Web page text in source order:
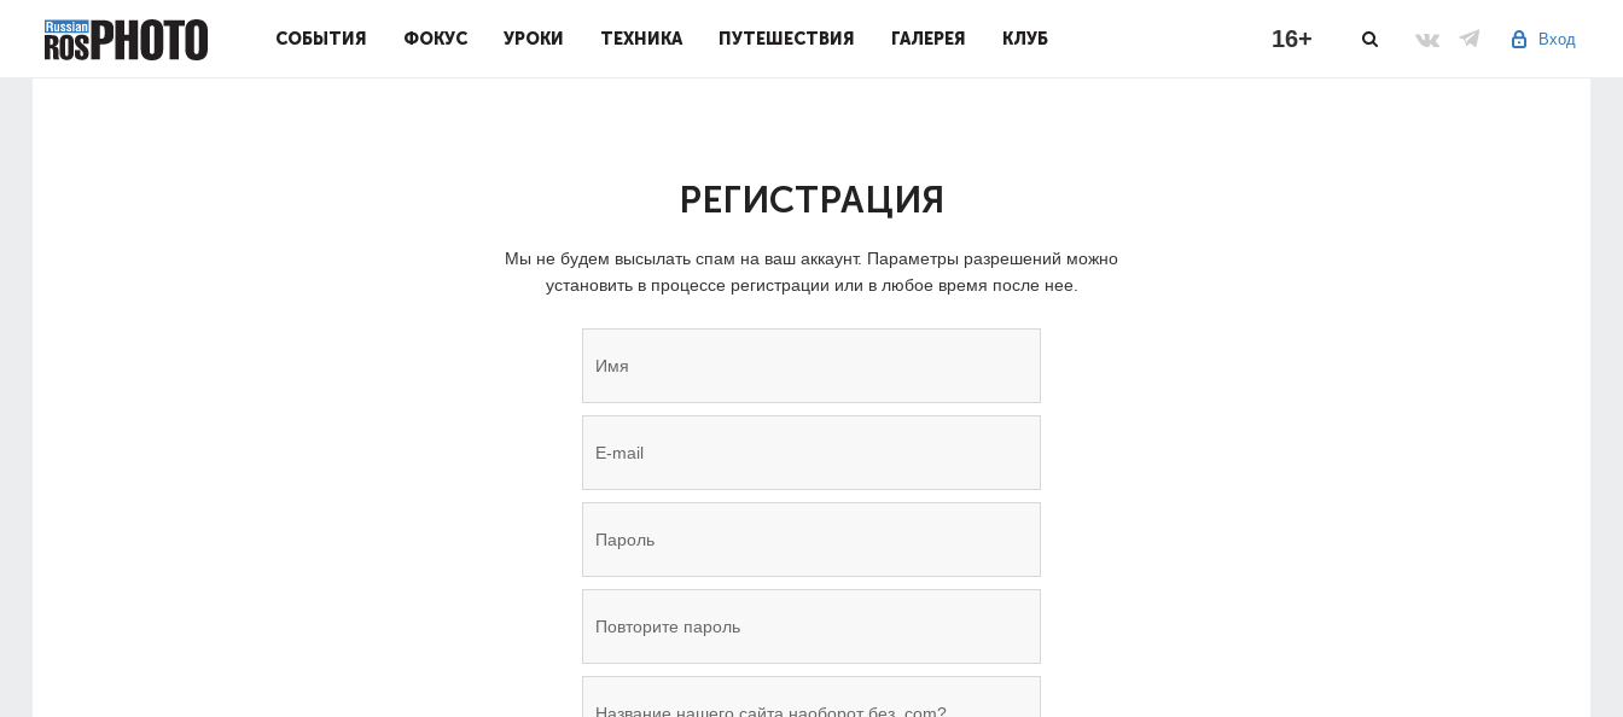
СОБЫТИЯ ФОКУС УРОКИ ТЕХНИКА ПУТЕШЕСТВИЯ ГАЛЕРЕЯ КЛУБ Вход
16+
РЕГИСТРАЦИЯ
Мы не будем высылать спам на ваш аккаунт. Параметры разрешений можно
установить в процессе регистрации или в любое время после нее.